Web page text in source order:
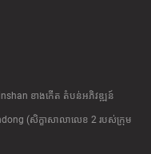
ខាងកើត តំបន់អភិវឌ្ឍន៍
(សិក្ខាសាលាលេខ 2 របស់ក្រុម